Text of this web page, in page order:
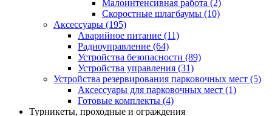
Малоинтенсивная работа (2)
Скоростные шлагбаумы (10)
Аксессуары (195)
Аварийное питание (11)
Радиоуправление (64)
Устройства безопасности (89)
Устройства управления (31)
Устройства резервирования парковочных мест (5)
Аксессуары для парковочных мест (1)
Готовые комплекты (4)
Турникеты, проходные и ограждения